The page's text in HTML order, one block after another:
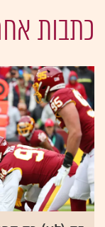
כתבות